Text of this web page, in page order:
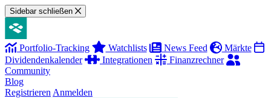
Sidebar schließen
Portfolio-Tracking Watchlists News Feed
Märkte
Dividendenkalender
Integrationen
Finanzrechner
Community
Blog
Registrieren Anmelden